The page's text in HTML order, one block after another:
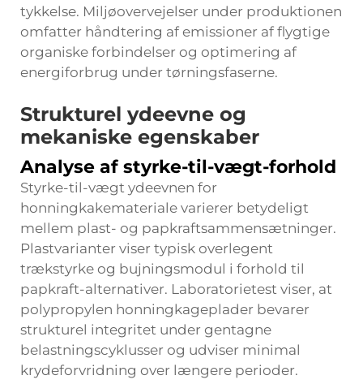
tykkelse. Miljøovervejelser under produktionen
omfatter håndtering af emissioner af flygtige
organiske forbindelser og optimering af
energiforbrug under tørningsfaserne.
Strukturel ydeevne og
mekaniske egenskaber
Analyse af styrke-til-vægt-forhold
Styrke-til-vægt ydeevnen for
honningkakemateriale varierer betydeligt
mellem plast- og papkraftsammensætninger.
Plastvarianter viser typisk overlegent
trækstyrke og bujningsmodul i forhold til
papkraft-alternativer. Laboratorietest viser, at
polypropylen honningkageplader bevarer
strukturel integritet under gentagne
belastningscyklusser og udviser minimal
krydeforvridning over længere perioder.